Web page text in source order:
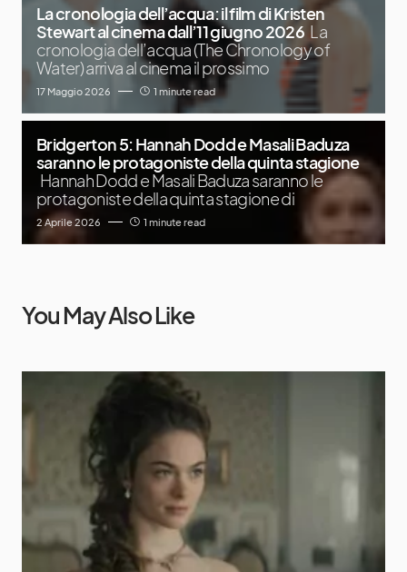
La cronologia dell’acqua: il film di Kristen
Stewart al cinema dall’11 giugno 2026 La
cronologia dell’acqua (The Chronology of
Water) arriva al cinema il prossimo
17 Maggio 2026 1 minute read
Bridgerton 5: Hannah Dodd e Masali Baduza
saranno le protagoniste della quinta stagione
Hannah Dodd e Masali Baduza saranno le
protagoniste della quinta stagione di
2 Aprile 2026 1 minute read
You May Also Like